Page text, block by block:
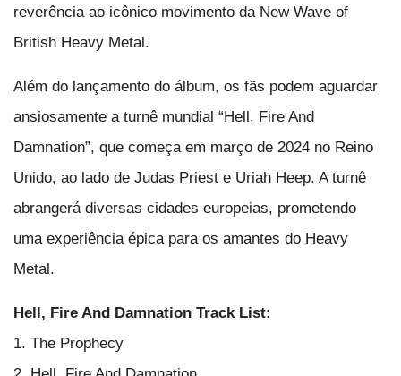
reverência ao icônico movimento da New Wave of
British Heavy Metal.
Além do lançamento do álbum, os fãs podem aguardar
ansiosamente a turnê mundial “Hell, Fire And
Damnation”, que começa em março de 2024 no Reino
Unido, ao lado de Judas Priest e Uriah Heep. A turnê
abrangerá diversas cidades europeias, prometendo
uma experiência épica para os amantes do Heavy
Metal.
Hell, Fire And Damnation Track List:
1. The Prophecy